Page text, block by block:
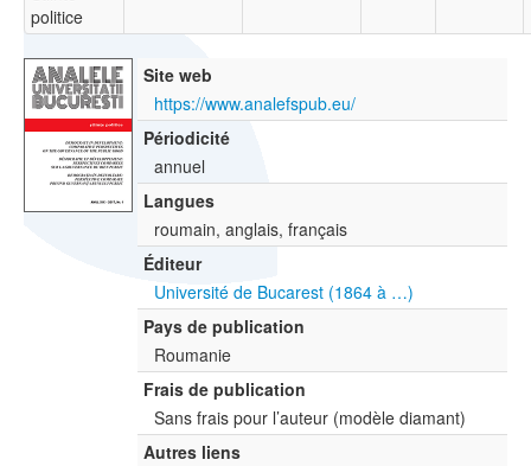
politice
Site web
https://www.analefspub.eu/
Périodicité
annuel
Langues
roumain, anglais, français
Éditeur
Université de Bucarest (1864 à …)
Pays de publication
Roumanie
Frais de publication
Sans frais pour l’auteur (modèle diamant)
Autres liens